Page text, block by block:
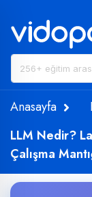
Anasayfa
LLM Nedir?
Çalışma